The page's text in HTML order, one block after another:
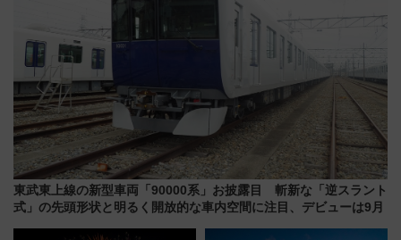
東武東上線の新型車両「90000系」お披露目 斬新な「逆スラント
式」の先頭形状と明るく開放的な車内空間に注目、デビューは9月